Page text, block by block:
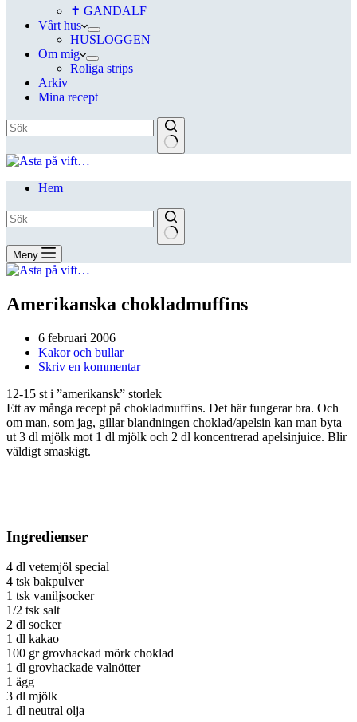
✝ GANDALF
Vårt hus
HUSLOGGEN
Om mig
Roliga strips
Arkiv
Mina recept
Hem
Meny
Amerikanska chokladmuffins
6 februari 2006
Kakor och bullar
Skriv en kommentar
12-15 st i ”amerikansk” storlek
Ett av många recept på chokladmuffins. Det här fungerar bra. Och
om man, som jag, gillar blandningen choklad/apelsin kan man byta
ut 3 dl mjölk mot 1 dl mjölk och 2 dl koncentrerad apelsinjuice. Blir
väldigt smaskigt.
Ingredienser
4 dl vetemjöl special
4 tsk bakpulver
1 tsk vaniljsocker
1/2 tsk salt
2 dl socker
1 dl kakao
100 gr grovhackad mörk choklad
1 dl grovhackade valnötter
1 ägg
3 dl mjölk
1 dl neutral olja